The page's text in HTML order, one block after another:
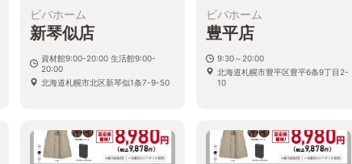
ビバホーム
新琴似店
資材館9:00-20:00 生活館9:00-
20:00
北海道札幌市北区新琴似1条7-9-50
ビバホーム
豊平店
9:30～20:00
北海道札幌市豊平区豊平6条9丁目2-
10